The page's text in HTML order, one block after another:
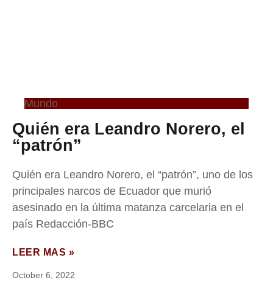
Mundo
Quién era Leandro Norero, el
“patrón”
Quién era Leandro Norero, el “patrón”, uno de los
principales narcos de Ecuador que murió
asesinado en la última matanza carcelaria en el
país Redacción-BBC
LEER MAS »
October 6, 2022